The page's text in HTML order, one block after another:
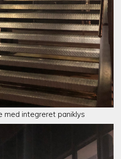
med integreret paniklys